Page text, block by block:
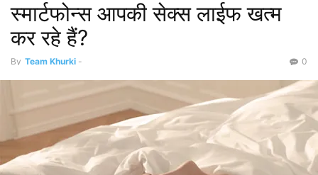
स्मार्टफोन्स आपकी सेक्स लाईफ खत्म
कर रहे हैं?
By Team Khurki - 0